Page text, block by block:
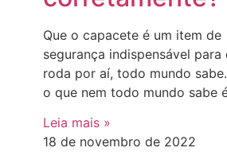
Que o capacete é um item de
segurança indispensável para
roda por aí, todo mundo
o que nem todo mundo sabe
Leia mais »
18 de novembro de 2022